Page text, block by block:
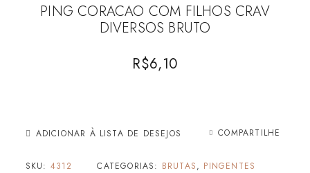
PING CORACAO COM FILHOS CRAV
DIVERSOS BRUTO
R$6,10
ADICIONAR À LISTA DE DESEJOS COMPARTILHE
SKU: 4312 CATEGORIAS: BRUTAS, PINGENTES